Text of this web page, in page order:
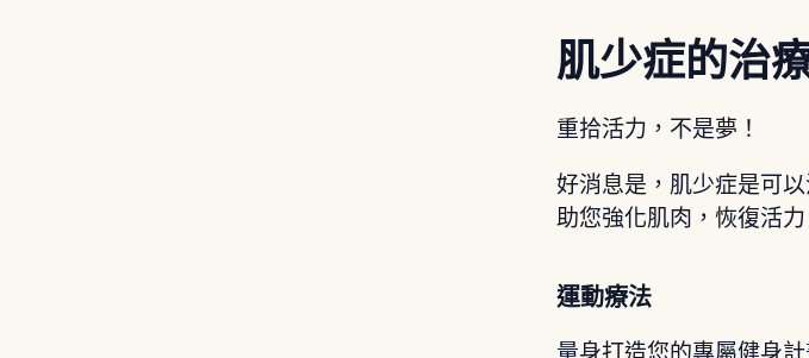
肌少症的治
重拾活力，不是夢！
好消息是，肌少症是可
助您強化肌肉，恢復活力
運動療法